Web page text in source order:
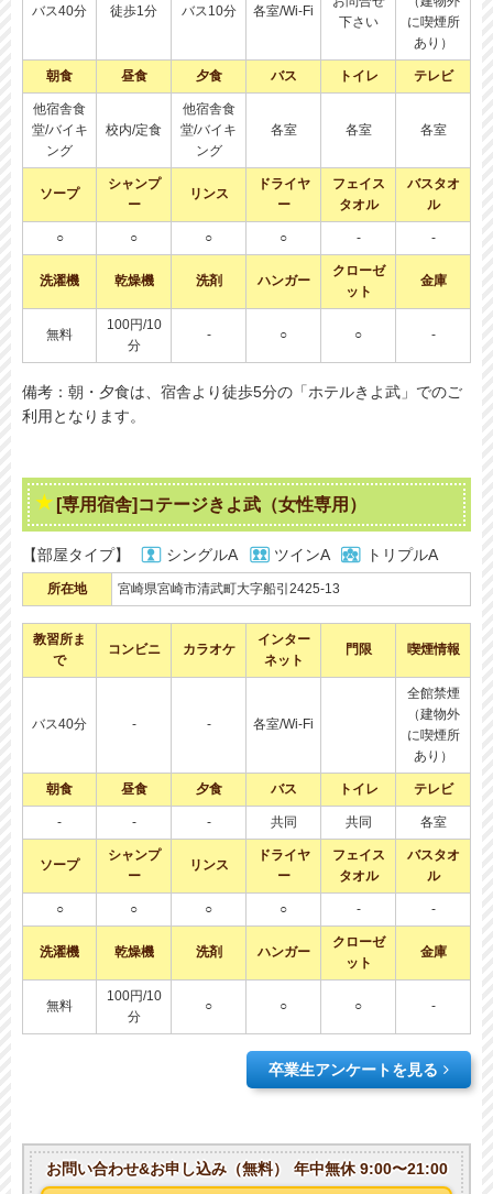
バス40分 徒歩1分 バス10分 各室/Wi-Fi
下さい
に喫煙所
あり）
朝食 昼食 夕食 バス トイレ テレビ
他宿舎食
堂/バイキ
ング
校内/定食
他宿舎食
堂/バイキ
ング
各室 各室 各室
ソープ
シャンプ
ー
リンス
ドライヤ
ー
フェイス
タオル
バスタオ
ル
○ ○ ○ ○ - -
洗濯機 乾燥機 洗剤 ハンガー
クローゼ
ット
金庫
無料
100円/10
分
- ○ ○ -
備考：朝・夕食は、宿舎より徒歩5分の「ホテルきよ武」でのご
利用となります。
[専用宿舎]コテージきよ武（女性専用）
【部屋タイプ】 シングルA ツインA トリプルA
所在地 宮崎県宮崎市清武町大字船引2425-13
教習所ま
で
コンビニ カラオケ
インター
ネット
門限 喫煙情報
バス40分 - - 各室/Wi-Fi
全館禁煙
（建物外
に喫煙所
あり）
朝食 昼食 夕食 バス トイレ テレビ
- - - 共同 共同 各室
ソープ
シャンプ
ー
リンス
ドライヤ
ー
フェイス
タオル
バスタオ
ル
○ ○ ○ ○ - -
洗濯機 乾燥機 洗剤 ハンガー
クローゼ
ット
金庫
無料
100円/10
分
○ ○ ○ -
卒業生アンケートを見る
お問い合わせ&お申し込み（無料） 年中無休 9:00〜21:00